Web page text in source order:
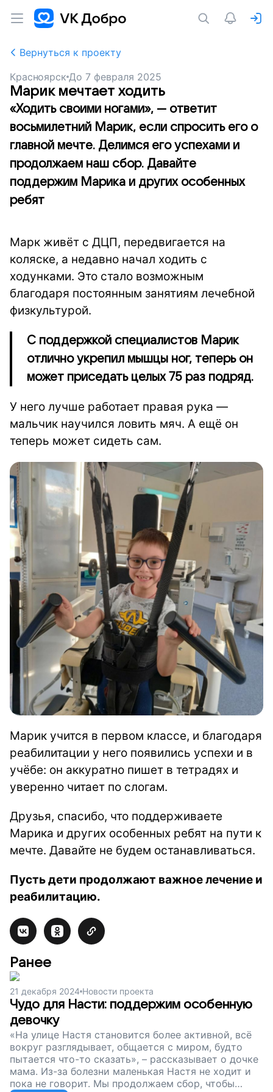
Вернуться к проекту
Красноярск До 7 февраля 2025
Марик мечтает ходить
«Ходить своими ногами», — ответит
восьмилетний Марик, если спросить его о
главной мечте. Делимся его успехами и
продолжаем наш сбор. Давайте
поддержим Марика и других особенных
ребят
Марк живёт с ДЦП, передвигается на
коляске, а недавно начал ходить с
ходунками. Это стало возможным
благодаря постоянным занятиям лечебной
физкультурой.
С поддержкой специалистов Марик
отлично укрепил мышцы ног, теперь он
может приседать целых 75 раз подряд.
У него лучше работает правая рука —
мальчик научился ловить мяч. А ещё он
теперь может сидеть сам.
Марик учится в первом классе, и благодаря
реабилитации у него появились успехи и в
учёбе: он аккуратно пишет в тетрадях и
уверенно читает по слогам.
Друзья, спасибо, что поддерживаете
Марика и других особенных ребят на пути к
мечте. Давайте не будем останавливаться.
Пусть дети продолжают важное лечение и
реабилитацию.
Ранее
21 декабря 2024 Новости проекта
Чудо для Насти: поддержим особенную
девочку
«На улице Настя становится более активной, всё
вокруг разглядывает, общается с миром, будто
пытается что-то сказать», – рассказывает о дочке
мама. Из-за болезни маленькая Настя не ходит и
пока не говорит. Мы продолжаем сбор, чтобы